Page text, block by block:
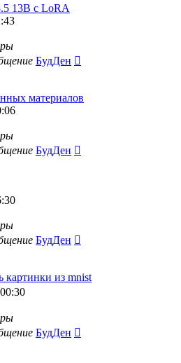
13B с LoRA
БудДен
материалов
БудДен
БудДен
картинки из mnist
БудДен